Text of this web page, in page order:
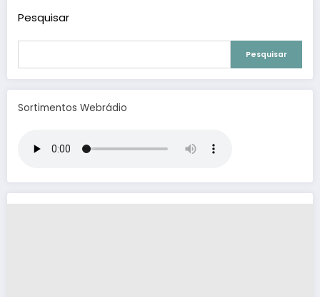
Pesquisar
Pesquisar
Sortimentos Webrádio